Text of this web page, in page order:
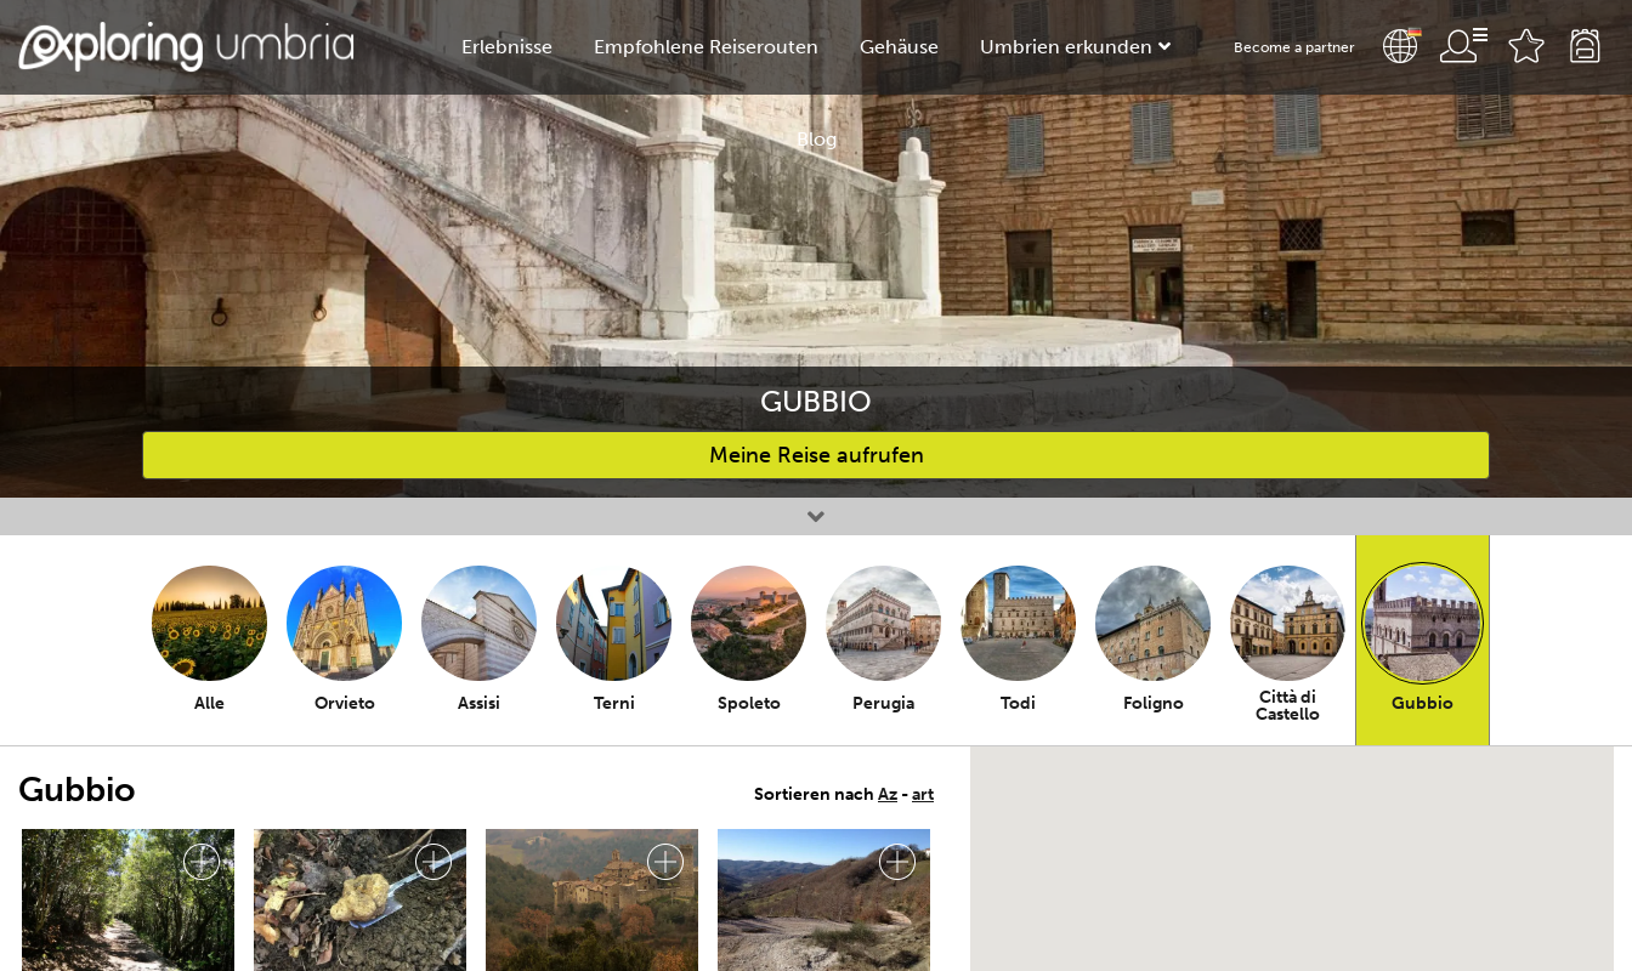
Erlebnisse Empfohlene Reiserouten Gehäuse Umbrien erkunden
Blog
Become a partner
GUBBIO
Meine Reise aufrufen
Bevorzugte Aktivitäten
Alle Orvieto Assisi Terni Spoleto Perugia Todi Foligno
Città di
Castello
Gubbio
Sortieren nach Az -art
Gubbio